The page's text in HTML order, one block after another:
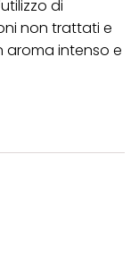
di
non trattati e
aroma intenso e
per fornirti